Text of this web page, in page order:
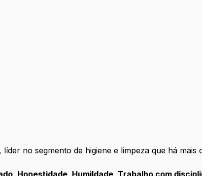
no segmento de higiene e limpeza que há